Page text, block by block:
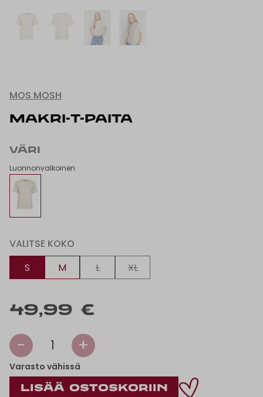
MOS MOSH
MAKRI-T-PAITA
VÄRI
Luonnonvalkoinen
VALITSE KOKO
S
M L XL
49,99 €
- 1 +
Varasto vähissä